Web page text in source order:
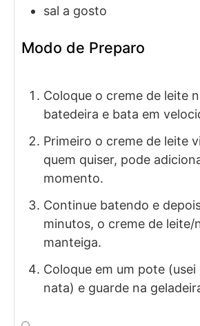
sal a gosto
Modo de Preparo
Coloque o creme de leite
batedeira e bata em
Primeiro o creme de leite
quem quiser, pode
momento.
Continue batendo e
minutos, o creme de leite/
manteiga.
Coloque em um pote (usei
nata) e guarde na